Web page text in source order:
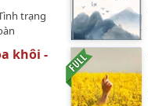
trạng
xin-
khôi -